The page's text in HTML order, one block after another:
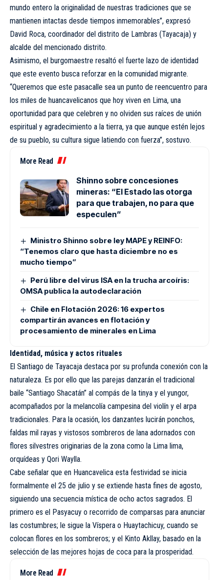
mundo entero la originalidad de nuestras tradiciones que se
mantienen intactas desde tiempos inmemorables”, expresó
David Roca, coordinador del distrito de Lambras (Tayacaja) y
alcalde del mencionado distrito.
Asimismo, el burgomaestre resaltó el fuerte lazo de identidad
que este evento busca reforzar en la comunidad migrante.
“Queremos que este pasacalle sea un punto de reencuentro para
los miles de huancavelicanos que hoy viven en Lima, una
oportunidad para que celebren y no olviden sus raíces de unión
espiritual y agradecimiento a la tierra, ya que aunque estén lejos
de su pueblo, su cultura sigue latiendo con fuerza”, sostuvo.
More Read
Shinno sobre concesiones
mineras: “El Estado las otorga
para que trabajen, no para que
especulen”
Ministro Shinno sobre ley MAPE y REINFO:
“Tenemos claro que hasta diciembre no es
mucho tiempo”
Perú libre del virus ISA en la trucha arcoíris:
OMSA publica la autodeclaración
Chile en Flotación 2026: 16 expertos
compartirán avances en flotación y
procesamiento de minerales en Lima
Identidad, música y actos rituales
El Santiago de Tayacaja destaca por su profunda conexión con la
naturaleza. Es por ello que las parejas danzarán el tradicional
baile “Santiago Shacatán” al compás de la tinya y el yungor,
acompañados por la melancolía campesina del violín y el arpa
tradicionales. Para la ocasión, los danzantes lucirán ponchos,
faldas mil rayas y vistosos sombreros de lana adornados con
flores silvestres originarias de la zona como la Lima lima,
orquídeas y Qori Waylla.
Cabe señalar que en Huancavelica esta festividad se inicia
formalmente el 25 de julio y se extiende hasta fines de agosto,
siguiendo una secuencia mística de ocho actos sagrados. El
primero es el Pasyacuy o recorrido de comparsas para anunciar
las costumbres; le sigue la Víspera o Huaytachicuy, cuando se
colocan flores en los sombreros; y el Kinto Akllay, basado en la
selección de las mejores hojas de coca para la prosperidad.
More Read